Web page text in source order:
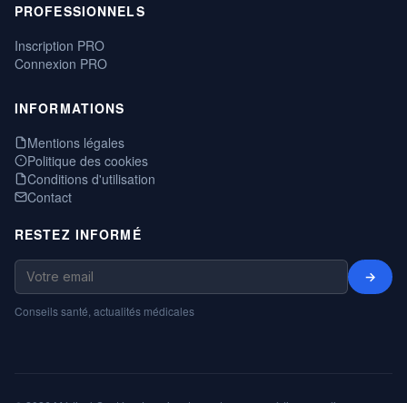
PROFESSIONNELS
Inscription PRO
Connexion PRO
INFORMATIONS
Mentions légales
Politique des cookies
Conditions d'utilisation
Contact
RESTEZ INFORMÉ
→
Conseils santé, actualités médicales